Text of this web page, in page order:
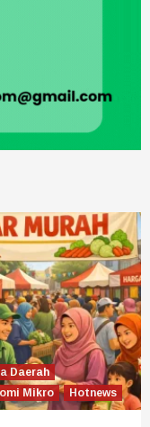
Daerah
Mikro
Hotnews